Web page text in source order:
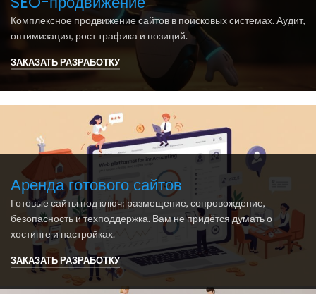
Комплексное продвижение сайтов в поисковых системах. Аудит,
оптимизация, рост трафика и позиций.
ЗАКАЗАТЬ РАЗРАБОТКУ
Аренда готового сайтов
Готовые сайты под ключ: размещение, сопровождение,
безопасность и техподдержка. Вам не придётся думать о
хостинге и настройках.
ЗАКАЗАТЬ РАЗРАБОТКУ